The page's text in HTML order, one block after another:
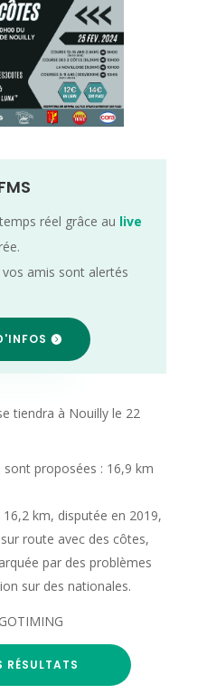
réel grâce au live
vos amis sont alertés
tiendra à Nouilly le 22
sont proposées : 16,9 km
km, disputée en 2019,
route avec des côtes,
par des problèmes
sur des nationales.
RÉSULTATS